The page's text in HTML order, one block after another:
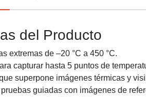
del Producto
extremas de –20 °C a 450 °C.
capturar hasta 5 puntos de
superpone imágenes térmicas y
guiadas con imágenes de